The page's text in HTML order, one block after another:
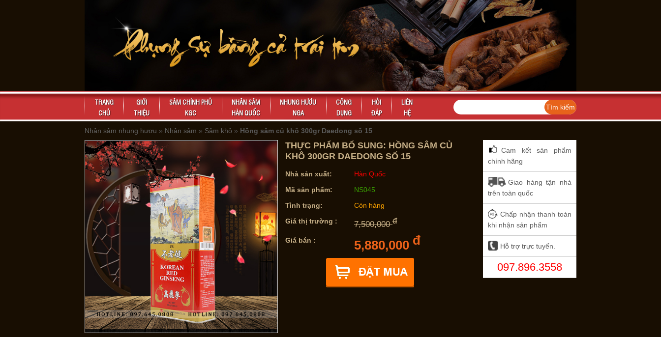
TRANG
CHỦ
GIỚI
THIỆU
SÂM CHÍNH PHỦ
KGC
NHÂN SÂM
HÀN QUỐC
NHUNG HƯƠU
NGA
CÔNG
DỤNG
HỎI
ĐÁP
LIÊN
HỆ
Nhân sâm nhung hươu » Nhân sâm » Sâm khô » Hồng sâm củ khô 300gr Daedong số 15
THỰC PHẨM BỔ SUNG: HỒNG SÂM CỦ
KHÔ 300GR DAEDONG SỐ 15
Nhà sản xuất:
Hàn Quốc
Mã sản phẩm:
NS045
Tình trạng:
Còn hàng
Giá thị trường :
7,500,000đ
Giá bán : 5,880,000 đ
Cam kết sản phẩm
chính hãng
Giao hàng tận nhà
trên toàn quốc
Chấp nhận thanh toán
khi nhận sản phẩm
Hỗ trợ trực tuyến.
097.896.3558